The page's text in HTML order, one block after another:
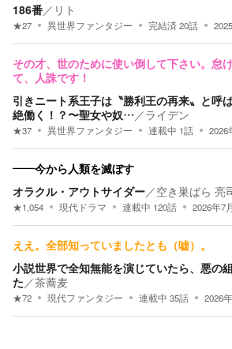
186番／ リト
★27 異世界ファンタジー 完結済20話
その才、世のために使い倒して下さい。怠
て、人誅です！
引きニート系王子は〝勝利王の再来〟と呼
絶働く！？〜聖女や奴… ／ライデン
★37 異世界ファンタジー 連載中 1話 2026
——今から人類を滅ぼす
オラクル・アウトサイダー／空き巣ばら 亮
★1,054 現代ドラマ 連載中 120話 2026年7
ええ。全部知っていましたとも（嘘）。
小説世界で全知無能を演じていたら、悪の
た ／茶蕎麦
★72 現代ファンタジー 連載中 35話 2026